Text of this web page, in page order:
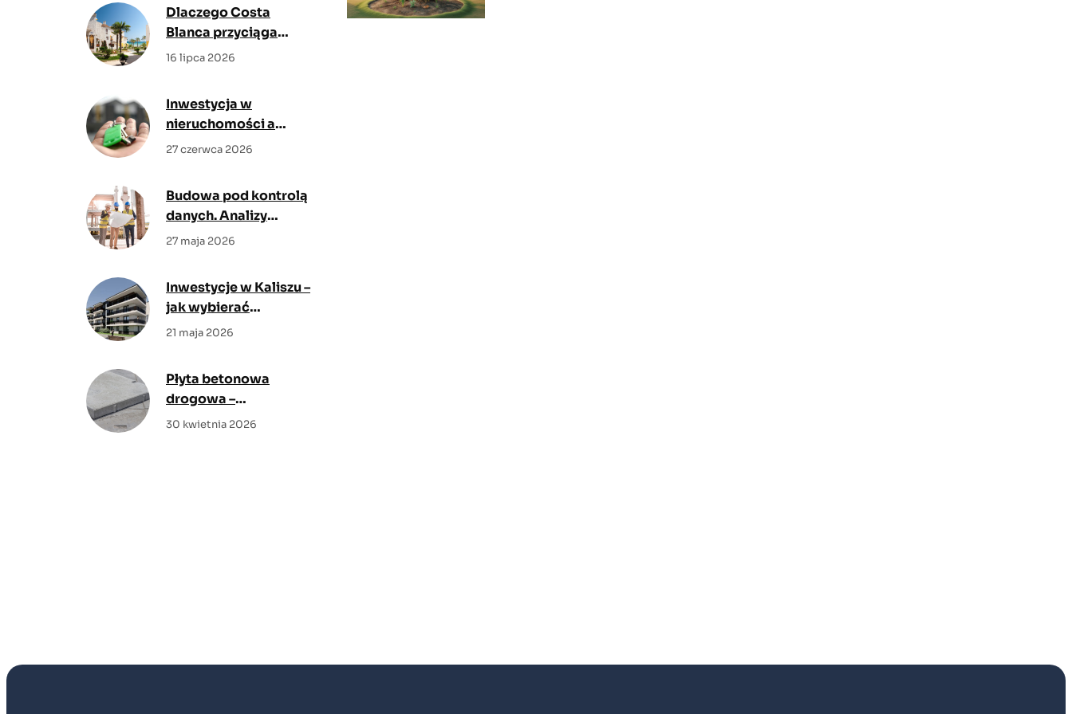
Dlaczego Costa
Blanca przyciąga
kupujących z Polski?
16 lipca 2026
Inwestycja w
nieruchomości a
inflacja – jak chronić
27 czerwca 2026
Budowa pod kontrolą
danych. Analizy
rynkowe pokazują,
27 maja 2026
Inwestycje w Kaliszu –
jak wybierać
mieszkanie z myślą o
21 maja 2026
Płyta betonowa
drogowa –
rozwiązanie do
30 kwietnia 2026